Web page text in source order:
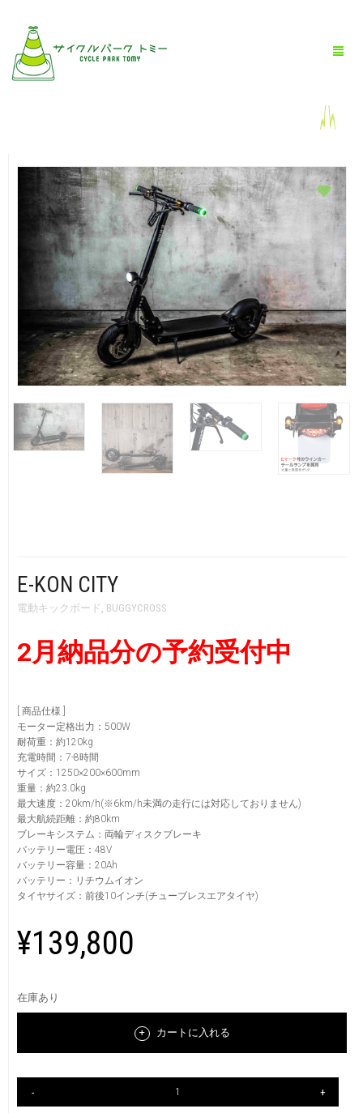
全商品一覧
店舗情報
お問い合わせ
お買い物ガイド
0
CART
マイアカウント（初回登録はこちら）
ウィッシュリスト
カートを見る
送料・お支払い・返品について
E-KON CITY
電動キックボード , BUGGYCROSS
2月納品分の予約受付中
[ 商品仕様 ]
モーター定格出力：500W
耐荷重：約120kg
充電時間：7-8時間
サイズ：1250×200×600mm
重量：約23.0kg
最大速度：20km/h(※6km/h未満の走行には対応しておりません)
最大航続距離：約80km
ブレーキシステム：両輪ディスクブレーキ
バッテリー電圧：48V
バッテリー容量：20Ah
バッテリー：リチウムイオン
タイヤサイズ：前後10インチ(チューブレスエアタイヤ)
¥139,800
在庫あり
カートに入れる